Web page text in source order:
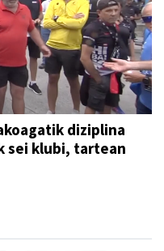
diziplina
sei klubi, tartean